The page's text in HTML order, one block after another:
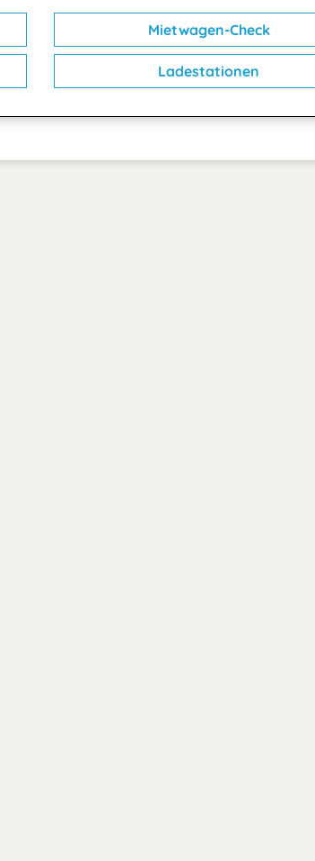
Mietwagen-Check
Ladestationen